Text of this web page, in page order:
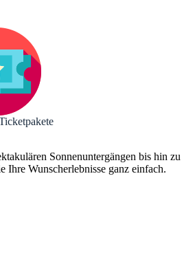
Sonnenuntergängen bis hin zu
Wunscherlebnisse ganz einfach.